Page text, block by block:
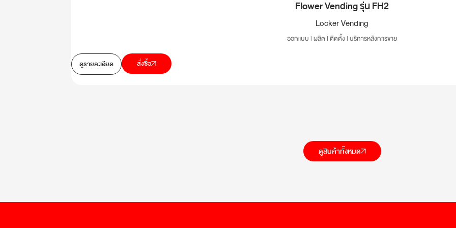
Flower Vending รุ่น FH2
Locker Vending
ออกแบบ l ผลิต l ติดตั้ง l บริการหลังการขาย
ดูรายละเอียด สั่งซื้อ
ดูสินค้าทั้งหมด